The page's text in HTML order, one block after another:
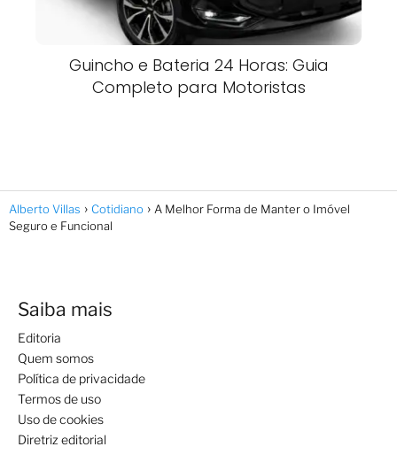
Guincho e Bateria 24 Horas: Guia
Completo para Motoristas
Alberto Villas Cotidiano
A Melhor Forma de Manter o Imóvel
Seguro e Funcional
Saiba mais
Editoria
Quem somos
Política de privacidade
Termos de uso
Uso de cookies
Diretriz editorial